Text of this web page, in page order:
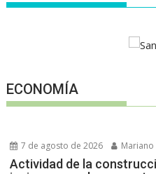
ECONOMÍA
7 de agosto de 2026 Mariano
Actividad de la